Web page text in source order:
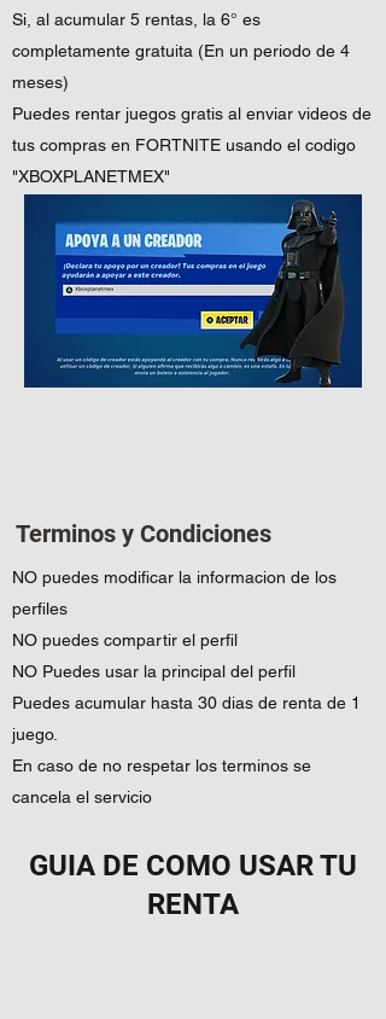
Si, al acumular 5 rentas, la 6° es
completamente gratuita (En un periodo de 4
meses)
Puedes rentar juegos gratis al enviar videos de
tus compras en FORTNITE usando el codigo
"XBOXPLANETMEX"
Terminos y Condiciones
NO puedes modificar la informacion de los
perfiles
NO puedes compartir el perfil
NO Puedes usar la principal del perfil
Puedes acumular hasta 30 dias de renta de 1
juego.
En caso de no respetar los terminos se
cancela el servicio
GUIA DE COMO USAR TU
RENTA